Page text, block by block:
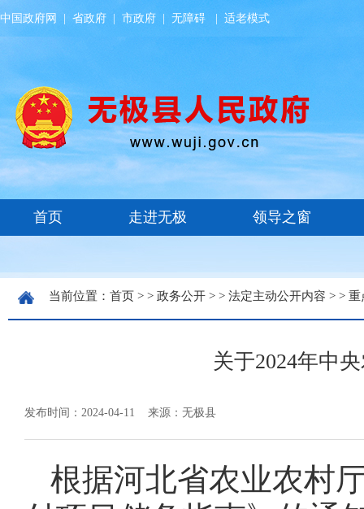
中国政府网 省政府 市政府 无障碍 适老模式
当前位置： 首页 > > 政务公开 > > 法定主动公开内容 > > 重
关于2024年中
发布时间：2024-04-11 来源：无极县
根据河北省农业农村